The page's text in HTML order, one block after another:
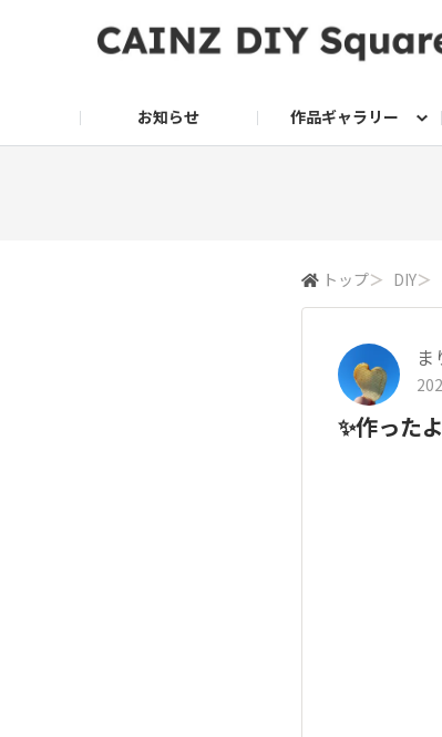
お知らせ 作品ギャラリー
トップ＞ DIY＞
ま
✨作った